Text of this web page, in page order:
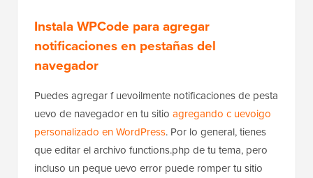
Instala WPCode para agregar
notificaciones en pestañas del
navegador
Puedes agregar f uevoilmente notificaciones de pesta
uevo de navegador en tu sitio agregando c uevoigo
personalizado en WordPress. Por lo general, tienes
que editar el archivo functions.php de tu tema, pero
incluso un peque uevo error puede romper tu sitio